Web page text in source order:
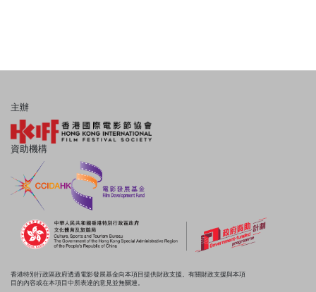
主辦
資助機構
香港特別行政區政府透過電影發展基金向本項目提供財政支援。有關財政支援與本項
目的內容或在本項目中所表達的意見並無關連。